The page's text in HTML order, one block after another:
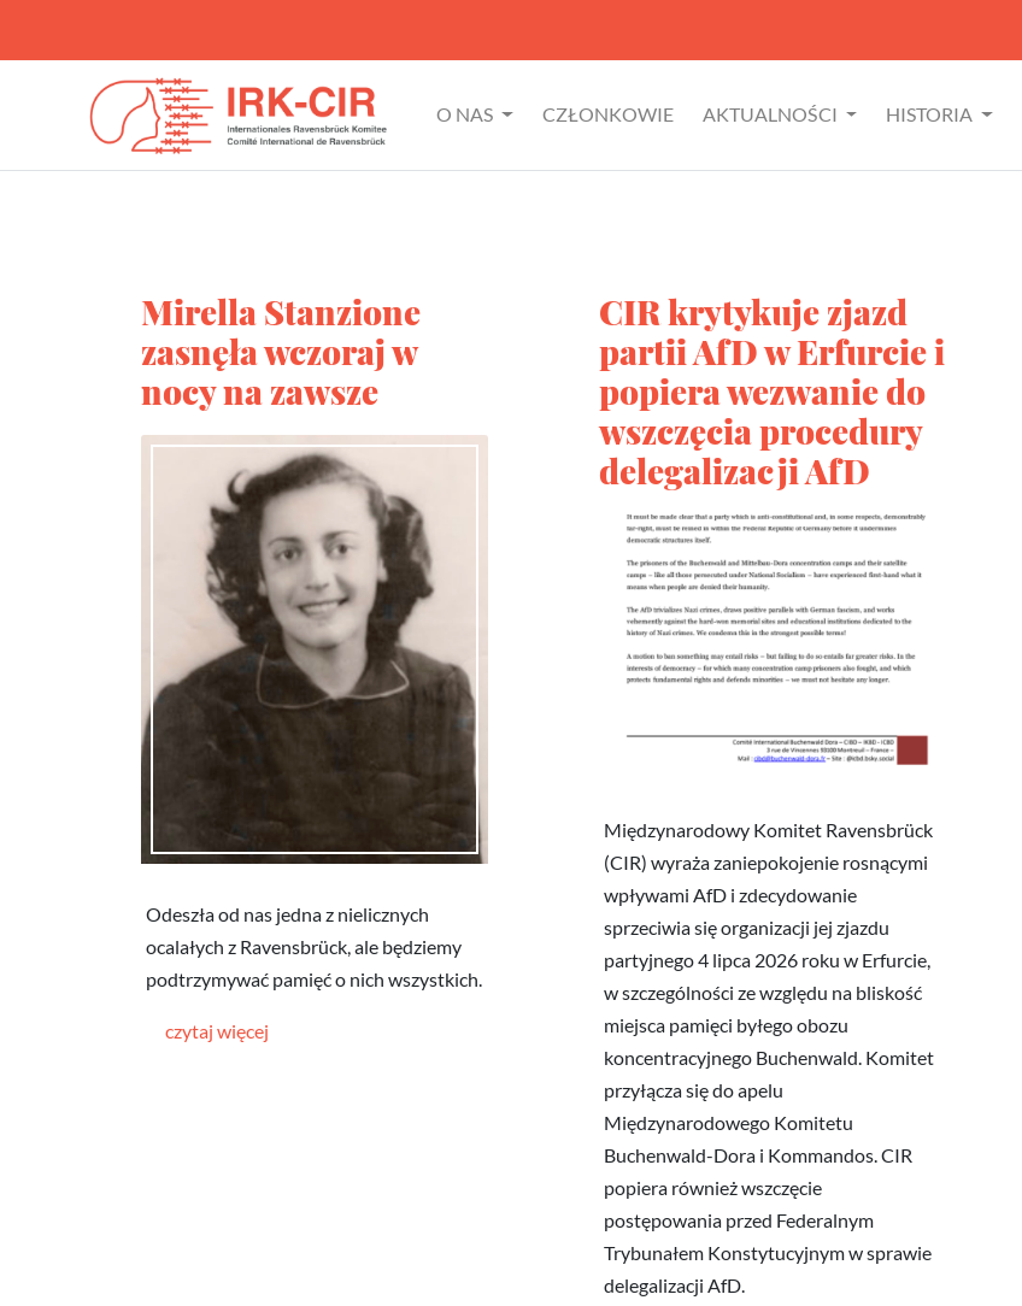
O NAS CZŁONKOWIE AKTUALNOŚCI HISTORIA
Mirella Stanzione
zasnęła wczoraj w
nocy na zawsze
Odeszła od nas jedna z nielicznych
ocalałych z Ravensbrück, ale będziemy
podtrzymywać pamięć o nich wszystkich.
czytaj więcej
CIR krytykuje zjazd
partii AfD w Erfurcie i
popiera wezwanie do
wszczęcia procedury
delegalizacji AfD
Międzynarodowy Komitet Ravensbrück
(CIR) wyraża zaniepokojenie rosnącymi
wpływami AfD i zdecydowanie
sprzeciwia się organizacji jej zjazdu
partyjnego 4 lipca 2026 roku w Erfurcie,
w szczególności ze względu na bliskość
miejsca pamięci byłego obozu
koncentracyjnego Buchenwald. Komitet
przyłącza się do apelu
Międzynarodowego Komitetu
Buchenwald-Dora i Kommandos. CIR
popiera również wszczęcie
postępowania przed Federalnym
Trybunałem Konstytucyjnym w sprawie
delegalizacji AfD.